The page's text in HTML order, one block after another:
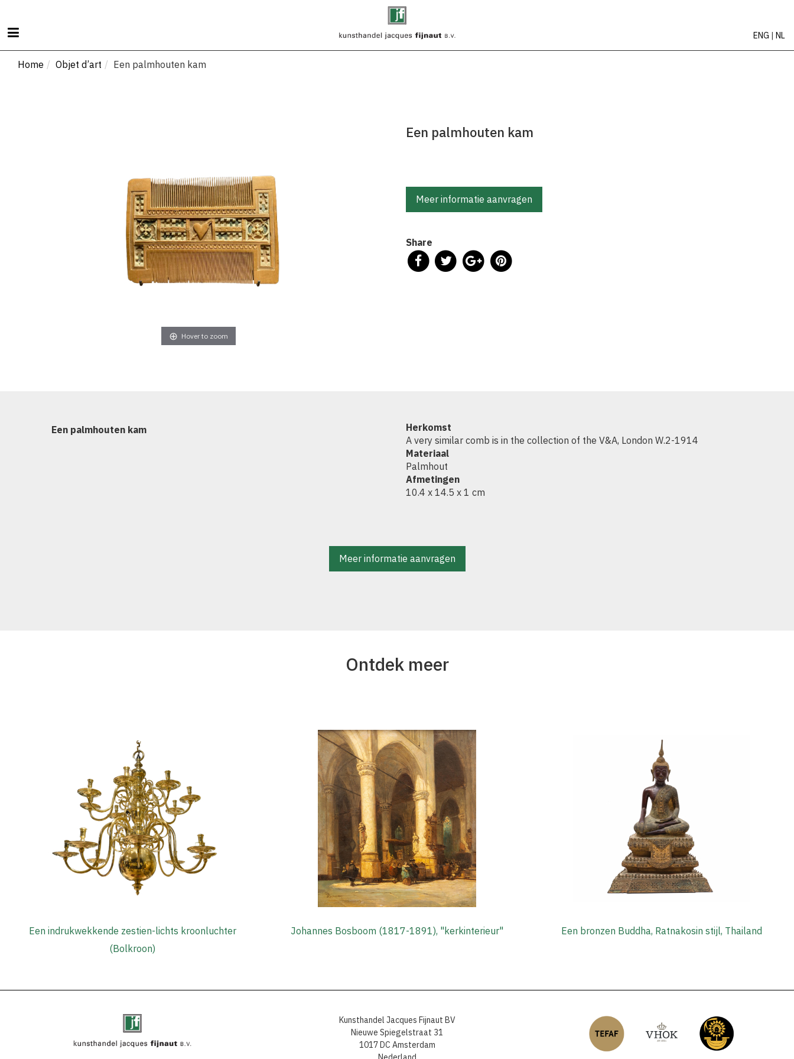
Home
ENG | NL
Home Objet d’art Een palmhouten kam
Hover to zoom
Een palmhouten kam
Meer informatie aanvragen
Share
Een palmhouten kam
Herkomst
A very similar comb is in the collection of the V&A, London W.2-1914
Materiaal
Palmhout
Afmetingen
10.4 x 14.5 x 1 cm
Meer informatie aanvragen
Ontdek meer
Een indrukwekkende zestien-lichts kroonluchter
(Bolkroon)
Johannes Bosboom (1817-1891), "kerkinterieur" Een bronzen Buddha, Ratnakosin stijl, Thailand
Kunsthandel Jacques Fijnaut BV
Nieuwe Spiegelstraat 31
1017 DC Amsterdam